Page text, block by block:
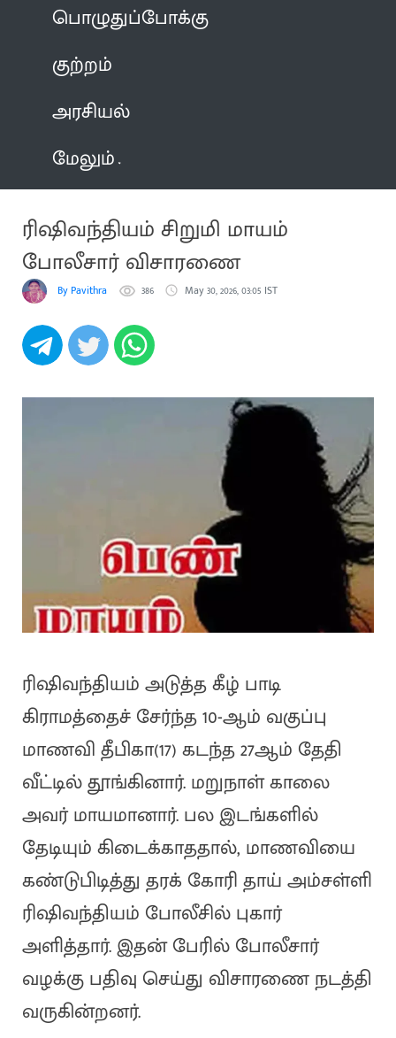
பொழுதுப்போக்கு
குற்றம்
அரசியல்
மேலும்
ரிஷிவந்தியம் சிறுமி மாயம்
போலீசார் விசாரணை
By Pavithra 386 May 30, 2026, 03:05 IST
ரிஷிவந்தியம் அடுத்த கீழ் பாடி
கிராமத்தைச் சேர்ந்த 10-ஆம் வகுப்பு
மாணவி தீபிகா(17) கடந்த 27ஆம் தேதி
வீட்டில் தூங்கினார். மறுநாள் காலை
அவர் மாயமானார். பல இடங்களில்
தேடியும் கிடைக்காததால், மாணவியை
கண்டுபிடித்து தரக் கோரி தாய் அம்சள்ளி
ரிஷிவந்தியம் போலீசில் புகார்
அளித்தார். இதன் பேரில் போலீசார்
வழக்கு பதிவு செய்து விசாரணை நடத்தி
வருகின்றனர்.